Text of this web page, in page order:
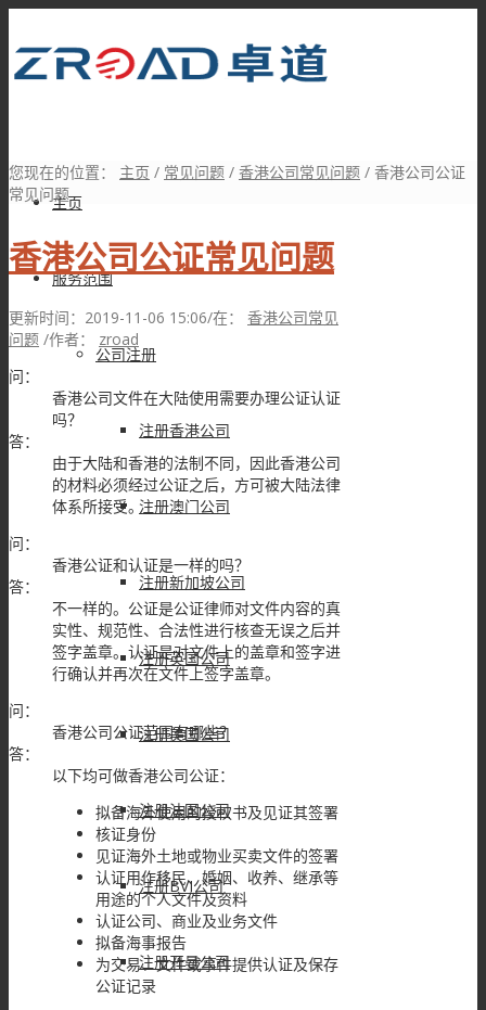
主页
服务范围
公司注册
注册香港公司
注册澳门公司
注册新加坡公司
注册英国公司
注册美国公司
注册法国公司
注册BVI公司
注册开曼公司
您现在的位置： 主页 / 常见问题 / 香港公司常见问题 / 香港公司公证
常见问题
香港公司公证常见问题
更新时间：2019-11-06 15:06/在： 香港公司常见
问题 /作者： zroad
问：
香港公司文件在大陆使用需要办理公证认证
吗？
答：
由于大陆和香港的法制不同，因此香港公司
的材料必须经过公证之后，方可被大陆法律
体系所接受。
问：
香港公证和认证是一样的吗？
答：
不一样的。公证是公证律师对文件内容的真
实性、规范性、合法性进行核查无误之后并
签字盖章。认证是对文件上的盖章和签字进
行确认并再次在文件上签字盖章。
问：
香港公司公证范围有哪些？
答：
以下均可做香港公司公证：
拟备海外使用的授权书及见证其签署
核证身份
见证海外土地或物业买卖文件的签署
认证用作移民、婚姻、收养、继承等
用途的个人文件及资料
认证公司、商业及业务文件
拟备海事报告
为交易、文件或事件提供认证及保存
公证记录